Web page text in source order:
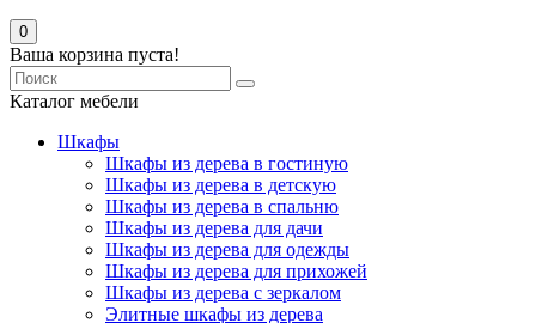
0
Ваша корзина пуста!
Каталог мебели
Шкафы
Шкафы из дерева в гостиную
Шкафы из дерева в детскую
Шкафы из дерева в спальню
Шкафы из дерева для дачи
Шкафы из дерева для одежды
Шкафы из дерева для прихожей
Шкафы из дерева с зеркалом
Элитные шкафы из дерева